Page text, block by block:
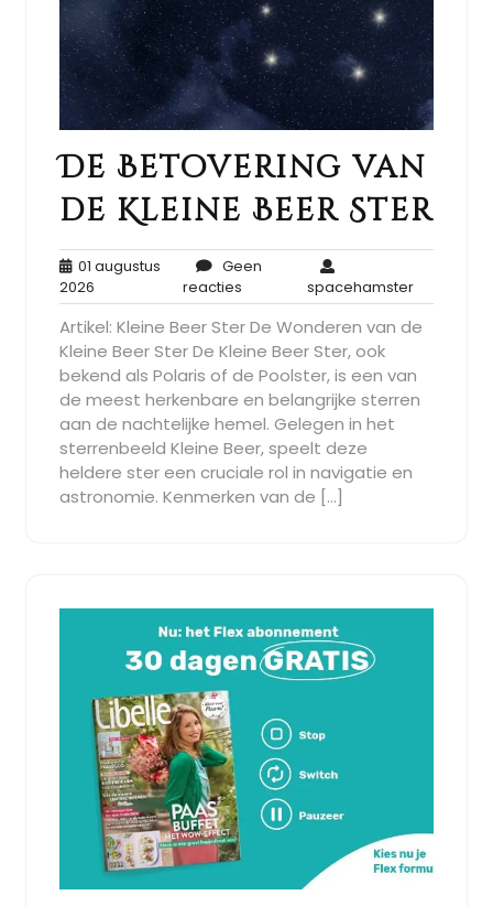
De Betovering van
de Kleine Beer Ster
01 augustus
2026
augustus
2026
Geen
reactiesGeen
reacties
spacehamster
Artikel: Kleine Beer Ster De Wonderen van de
Kleine Beer Ster De Kleine Beer Ster, ook
bekend als Polaris of de Poolster, is een van
de meest herkenbare en belangrijke sterren
aan de nachtelijke hemel. Gelegen in het
sterrenbeeld Kleine Beer, speelt deze
heldere ster een cruciale rol in navigatie en
astronomie. Kenmerken van de […]